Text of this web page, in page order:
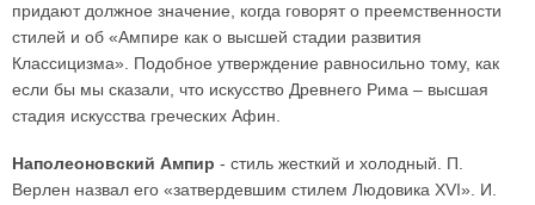
придают должное значение, когда говорят о преемственности
стилей и об «Ампире как о высшей стадии развития
Классицизма». Подобное утверждение равносильно тому, как
если бы мы сказали, что искусство Древнего Рима – высшая
стадия искусства греческих Афин.
Наполеоновский Ампир - стиль жесткий и холодный. П.
Верлен назвал его «затвердевшим стилем Людовика XVI». И.